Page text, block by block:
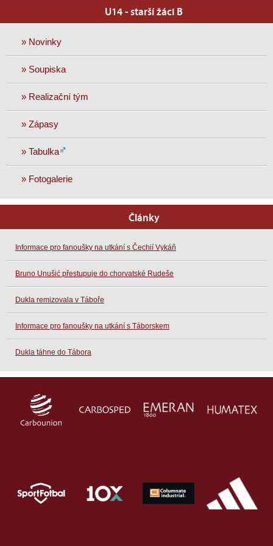
U14 - starší žáci B
» Novinky
» Soupiska
» Realizační tým
» Zápasy
» Tabulka
» Fotogalerie
Články
Informace pro fanoušky na utkání s Čechií Vykáň
Bruno Unušić přestupuje do chorvatské Rudeše
Dukla remizovala v Táboře
Informace pro fanoušky na utkání s Táborskem
Dukla táhne do Tábora